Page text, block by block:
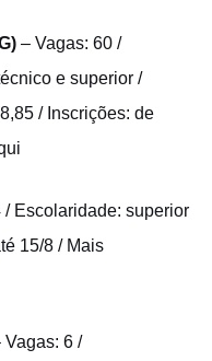
– Vagas: 60 /
e superior /
/ Inscrições: de
/ Escolaridade: superior
15/8 / Mais
Vagas: 6 /